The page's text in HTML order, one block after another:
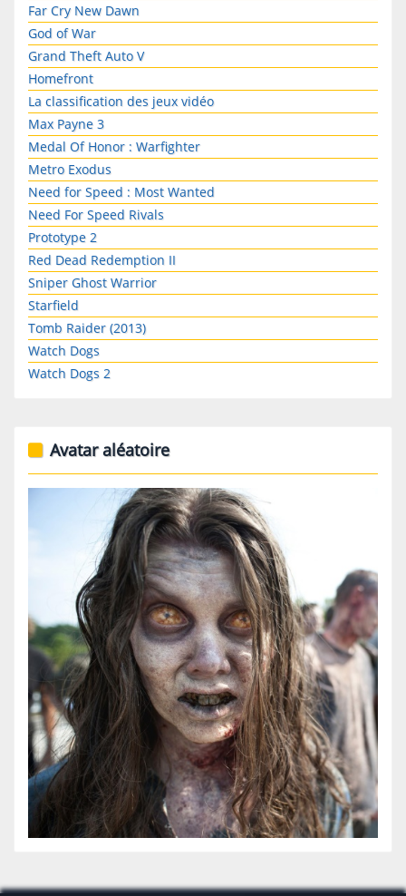
Far Cry New Dawn
God of War
Grand Theft Auto V
Homefront
La classification des jeux vidéo
Max Payne 3
Medal Of Honor : Warfighter
Metro Exodus
Need for Speed : Most Wanted
Need For Speed Rivals
Prototype 2
Red Dead Redemption II
Sniper Ghost Warrior
Starfield
Tomb Raider (2013)
Watch Dogs
Watch Dogs 2
Avatar aléatoire